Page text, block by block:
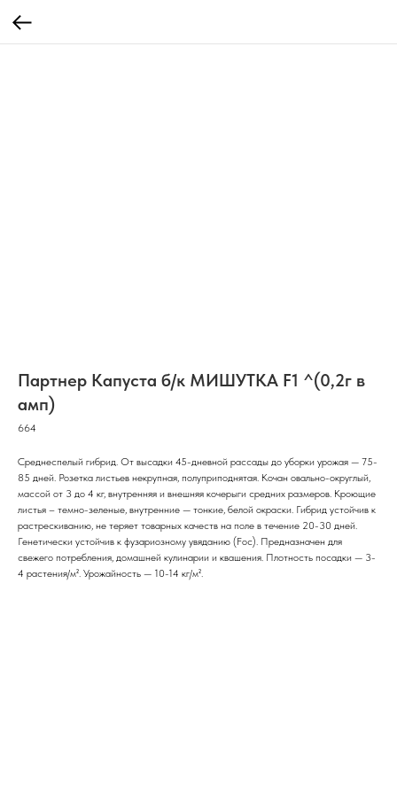
Партнер Капуста б/к МИШУТКА F1 ^(0,2г в
амп)
664
Среднеспелый гибрид. От высадки 45-дневной рассады до уборки урожая — 75-
85 дней. Розетка листьев некрупная, полуприподнятая. Кочан овально-округлый,
массой от 3 до 4 кг, внутренняя и внешняя кочерыги средних размеров. Кроющие
листья – темно-зеленые, внутренние — тонкие, белой окраски. Гибрид устойчив к
растрескиванию, не теряет товарных качеств на поле в течение 20-30 дней.
Генетически устойчив к фузариозному увяданию (Foc). Предназначен для
свежего потребления, домашней кулинарии и квашения. Плотность посадки — 3-
4 растения/м². Урожайность — 10-14 кг/м².